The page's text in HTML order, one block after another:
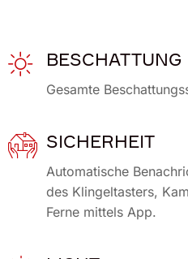
BESCHATTUNG
Gesamte
SICHERHEIT
Automatische
des Klingeltasters,
Ferne mittels App.